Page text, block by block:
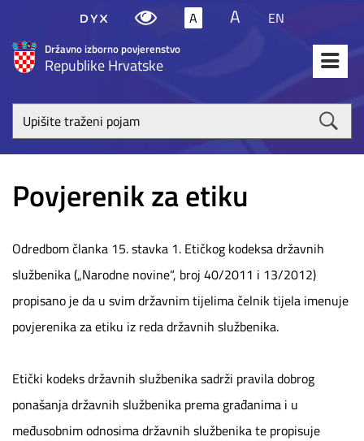
Državno izborno povjerenstvo
Republike Hrvatske
A A EN
Upišite
traženi
Povjerenik za etiku
Odredbom članka 15. stavka 1. Etičkog kodeksa državnih
službenika („Narodne novine“, broj 40/2011 i 13/2012)
propisano je da u svim državnim tijelima čelnik tijela imenuje
povjerenika za etiku iz reda državnih službenika.
Etički kodeks državnih službenika sadrži pravila dobrog
ponašanja državnih službenika prema građanima i u
međusobnim odnosima državnih službenika te propisuje